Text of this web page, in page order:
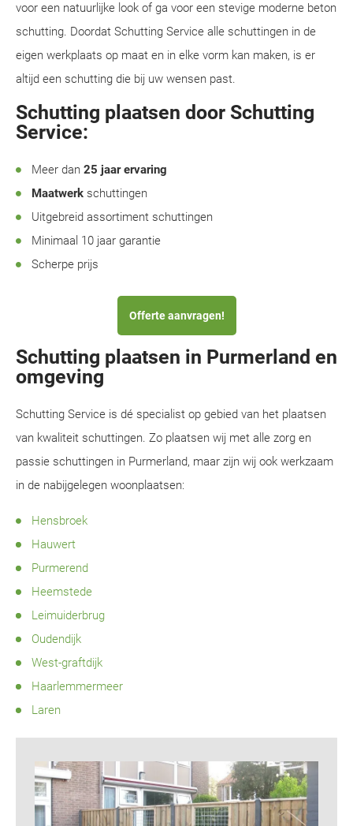
voor een natuurlijke look of ga voor een stevige moderne beton
schutting. Doordat Schutting Service alle schuttingen in de
eigen werkplaats op maat en in elke vorm kan maken, is er
altijd een schutting die bij uw wensen past.
Schutting plaatsen door Schutting
Service:
Meer dan 25 jaar ervaring
Maatwerk schuttingen
Uitgebreid assortiment schuttingen
Minimaal 10 jaar garantie
Scherpe prijs
Offerte aanvragen!
Schutting plaatsen in Purmerland en
omgeving
Schutting Service is dé specialist op gebied van het plaatsen
van kwaliteit schuttingen. Zo plaatsen wij met alle zorg en
passie schuttingen in Purmerland, maar zijn wij ook werkzaam
in de nabijgelegen woonplaatsen:
Hensbroek
Hauwert
Purmerend
Heemstede
Leimuiderbrug
Oudendijk
West-graftdijk
Haarlemmermeer
Laren